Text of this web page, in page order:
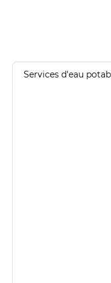
Services d'eau